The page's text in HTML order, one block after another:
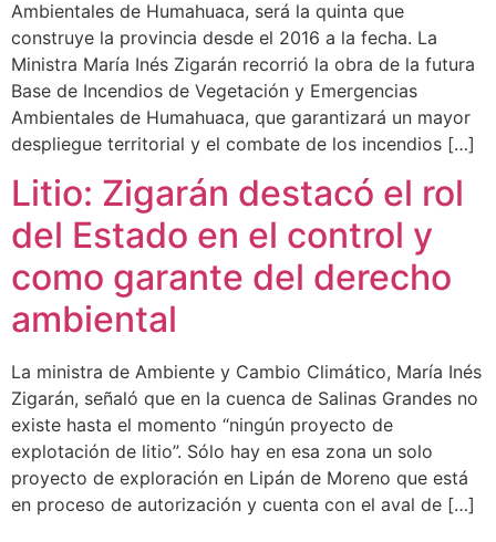
Ambientales de Humahuaca, será la quinta que
construye la provincia desde el 2016 a la fecha. La
Ministra María Inés Zigarán recorrió la obra de la futura
Base de Incendios de Vegetación y Emergencias
Ambientales de Humahuaca, que garantizará un mayor
despliegue territorial y el combate de los incendios […]
Litio: Zigarán destacó el rol
del Estado en el control y
como garante del derecho
ambiental
La ministra de Ambiente y Cambio Climático, María Inés
Zigarán, señaló que en la cuenca de Salinas Grandes no
existe hasta el momento “ningún proyecto de
explotación de litio”. Sólo hay en esa zona un solo
proyecto de exploración en Lipán de Moreno que está
en proceso de autorización y cuenta con el aval de […]